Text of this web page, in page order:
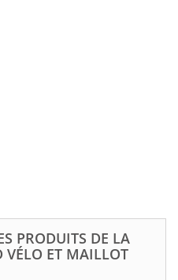
PRODUITS DE LA
VÉLO ET MAILLOT